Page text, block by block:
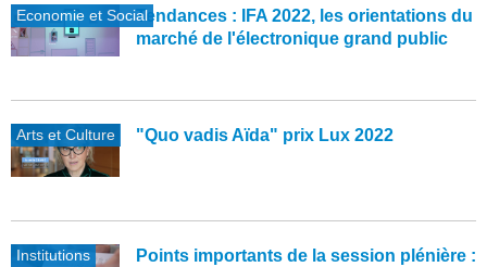
Economie et SocialTendances : IFA 2022, les orientations du
marché de l'électronique grand public
Arts et Culture "Quo vadis Aïda" prix Lux 2022
Institutions
Points importants de la session plénière :